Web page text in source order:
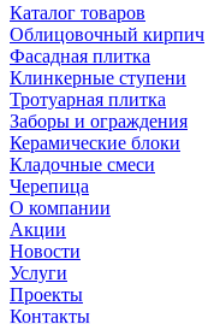
Каталог товаров
Облицовочный кирпич
Фасадная плитка
Клинкерные ступени
Тротуарная плитка
Заборы и ограждения
Керамические блоки
Кладочные смеси
Черепица
О компании
Акции
Новости
Услуги
Проекты
Контакты